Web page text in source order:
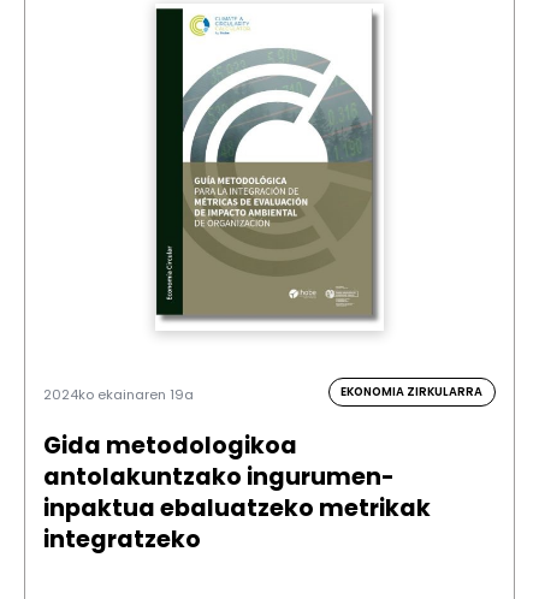
2024ko ekainaren 19a EKONOMIA ZIRKULARRA
Gida metodologikoa
antolakuntzako ingurumen-
inpaktua ebaluatzeko metrikak
integratzeko